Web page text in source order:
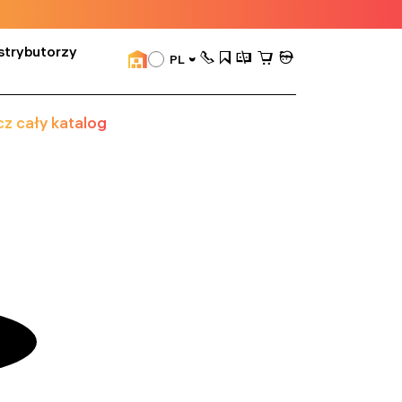
PL
cały katalog